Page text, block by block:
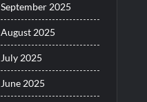
September 2025
August 2025
July 2025
June 2025